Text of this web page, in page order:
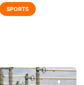
SPORTS